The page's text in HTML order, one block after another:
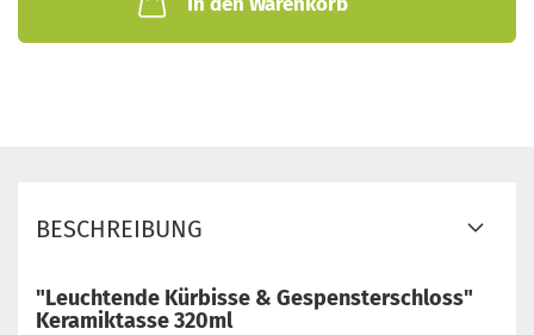
BESCHREIBUNG
"Leuchtende Kürbisse & Gespensterschloss"
Keramiktasse 320ml